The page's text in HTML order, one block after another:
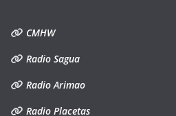
CMHW
Radio Sagua
Radio Arimao
Radio Placetas